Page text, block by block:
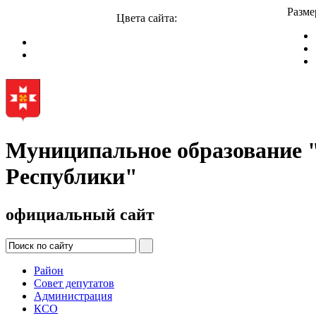
Цвета сайта:
Муниципальное
Республики"
официальный сайт
Район
Совет депутатов
Администрация
КСО